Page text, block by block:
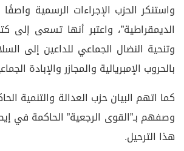
واستنكر الحزب الإجراءات الرسمية واصفًا
الديمقراطية”، واعتبر أنها تسعى إلى
وتنحية النضال الجماعي للداعين إلى
بالحروب الإمبريالية والمجازر والإبادة
كما اتهم البيان حزب العدالة والتنمية
وصفهم بـ”القوى الرجعية” الحاكمة في
هذا الترحيل.